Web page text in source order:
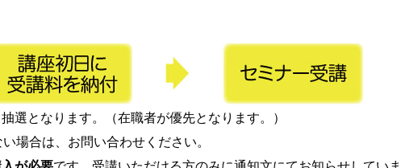
選となります。（在職者が優先となります。）
場合は、お問い合わせください。